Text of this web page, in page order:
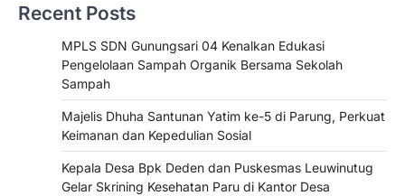
Recent Posts
MPLS SDN Gunungsari 04 Kenalkan Edukasi
Pengelolaan Sampah Organik Bersama Sekolah
Sampah
Majelis Dhuha Santunan Yatim ke-5 di Parung, Perkuat
Keimanan dan Kepedulian Sosial
Kepala Desa Bpk Deden dan Puskesmas Leuwinutug
Gelar Skrining Kesehatan Paru di Kantor Desa